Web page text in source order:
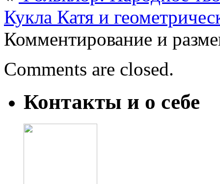
Кукла Катя и
Комментирование и
Comments are closed.
Контакты и о себе